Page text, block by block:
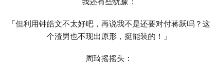
「但利用钟皓文不太好吧，再说我不是还要对付蒋跃吗？这
个渣男也不现出原形，挺能装的！」
周琦摇摇头：